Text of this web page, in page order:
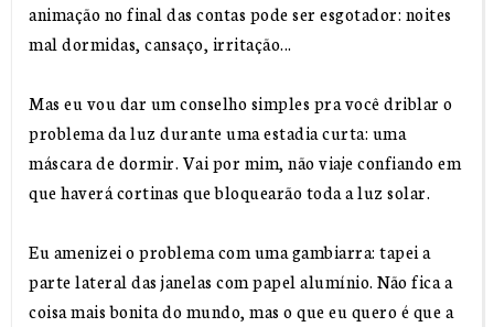
animação no final das contas pode ser esgotador: noites
mal dormidas, cansaço, irritação...
Mas eu vou dar um conselho simples pra você driblar o
problema da luz durante uma estadia curta: uma
máscara de dormir. Vai por mim, não viaje confiando em
que haverá cortinas que bloquearão toda a luz solar.
Eu amenizei o problema com uma gambiarra: tapei a
parte lateral das janelas com papel alumínio. Não fica a
coisa mais bonita do mundo, mas o que eu quero é que a